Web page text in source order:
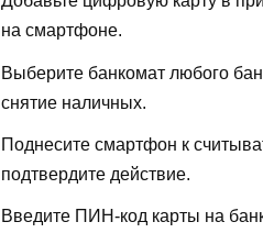
на смартфоне.
Выберите банкомат любого
снятие наличных.
Поднесите смартфон к
подтвердите действие.
Введите ПИН-код карты на